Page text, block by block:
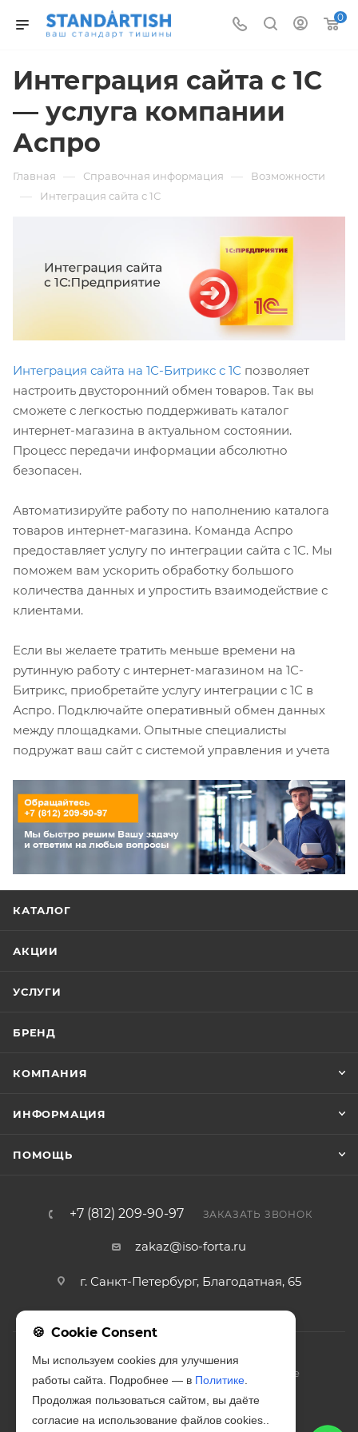
0
Интеграция сайта с 1С
— услуга компании
Аспро
Главная — Справочная информация — Возможности
— Интеграция сайта с 1С
Интеграция сайта на 1С-Битрикс с 1С позволяет
настроить двусторонний обмен товаров. Так вы
сможете с легкостью поддерживать каталог
интернет-магазина в актуальном состоянии.
Процесс передачи информации абсолютно
безопасен.
Автоматизируйте работу по наполнению каталога
товаров интернет-магазина. Команда Аспро
предоставляет услугу по интеграции сайта с 1С. Мы
поможем вам ускорить обработку большого
количества данных и упростить взаимодействие с
клиентами.
Если вы желаете тратить меньше времени на
рутинную работу с интернет-магазином на 1С-
Битрикс, приобретайте услугу интеграции с 1С в
Аспро. Подключайте оперативный обмен данных
между площадками. Опытные специалисты
подружат ваш сайт с системой управления и учета
КАТАЛОГ
АКЦИИ
УСЛУГИ
БРЕНД
КОМПАНИЯ
ИНФОРМАЦИЯ
ПОМОЩЬ
+7 (812) 209-90-97 ЗАКАЗАТЬ ЗВОНОК
zakaz@iso-forta.ru
г. Санкт-Петербург, Благодатная, 65
2026 © Изофорта – эксперты в производстве
звукоизолирующих материалов
Cookie Consent
Мы используем cookies для улучшения
работы сайта. Подробнее — в Политике
Продолжая пользоваться сайтом, вы даёте
согласие на использование файлов cookies..